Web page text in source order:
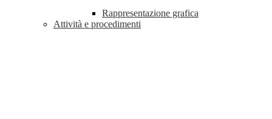
Rappresentazione grafica
Attività e procedimenti